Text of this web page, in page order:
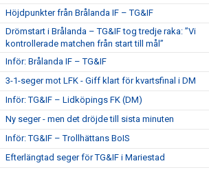
Höjdpunkter från Brålanda IF – TG&IF
Drömstart i Brålanda – TG&IF tog tredje raka: ”Vi
kontrollerade matchen från start till mål”
Inför: Brålanda IF – TG&IF
3-1-seger mot LFK - Giff klart för kvartsfinal i DM
Inför: TG&IF – Lidköpings FK (DM)
Ny seger - men det dröjde till sista minuten
Inför: TG&IF – Trollhättans BoIS
Efterlängtad seger för TG&IF i Mariestad